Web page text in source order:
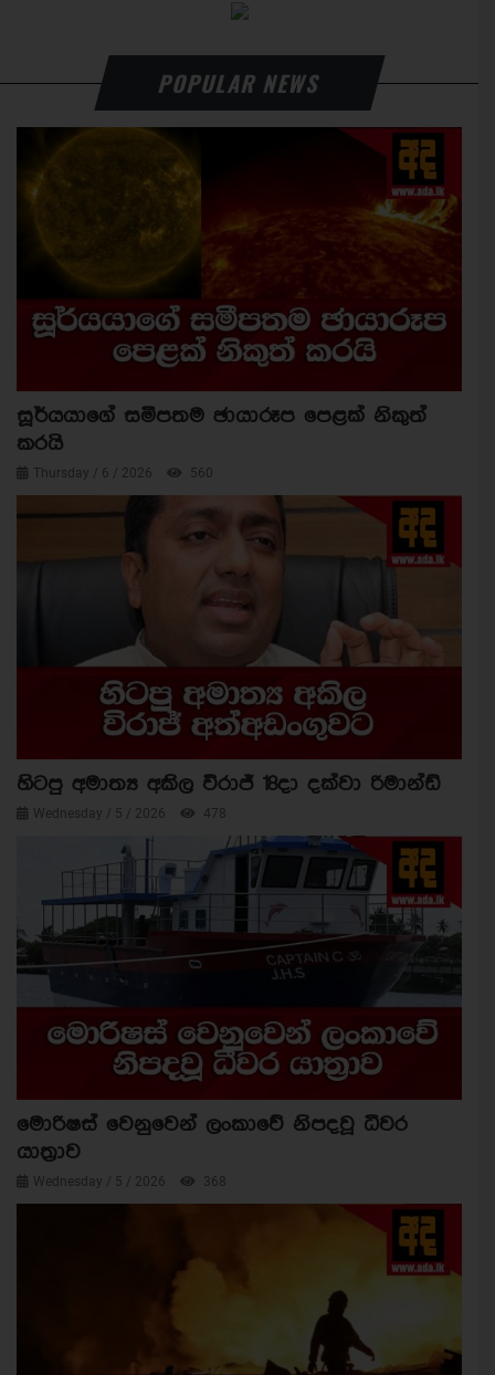
POPULAR NEWS
සූර්යයාගේ සමීපතම ඡායාරූප පෙළක් නිකුත්
කරයි
Thursday / 6 / 2026 560
හිටපු අමාත්‍ය අකිල විරාජ් 18දා දක්වා රිමාන්ඩ්
Wednesday / 5 / 2026 478
මොරිෂස් වෙනුවෙන් ලංකාවේ නිපදවූ ධීවර
යාත්‍රාව
Wednesday / 5 / 2026 368